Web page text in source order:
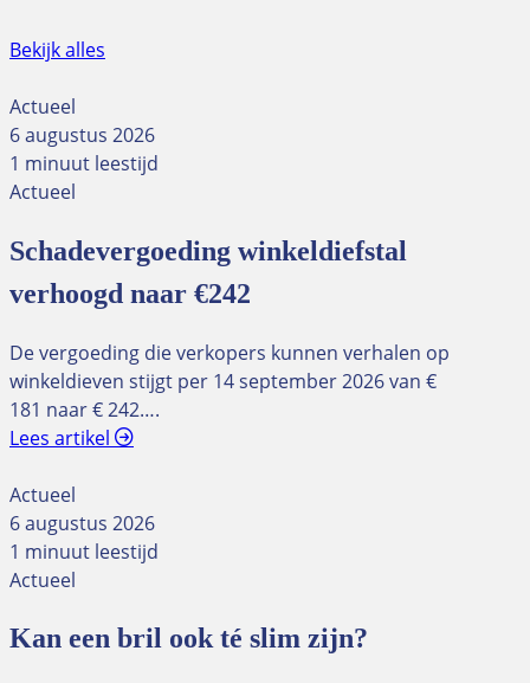
Bekijk alles
Actueel
6 augustus 2026
1 minuut leestijd
Actueel
Schadevergoeding winkeldiefstal
verhoogd naar €242
De vergoeding die verkopers kunnen verhalen op
winkeldieven stijgt per 14 september 2026 van €
181 naar € 242….
Lees artikel
Actueel
6 augustus 2026
1 minuut leestijd
Actueel
Kan een bril ook té slim zijn?